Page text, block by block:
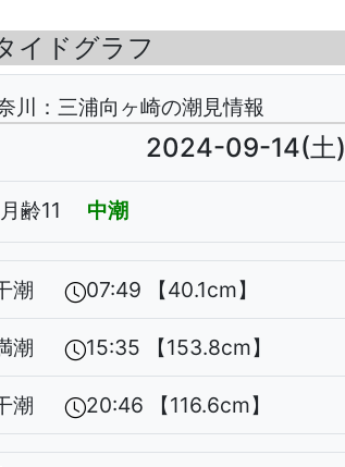
イドグラフ
川：三浦向ヶ崎の潮見情報
2024-09-14(土)
月齢11 中潮
潮 07:49 【40.1cm】
潮 15:35 【153.8cm】
潮 20:46 【116.6cm】